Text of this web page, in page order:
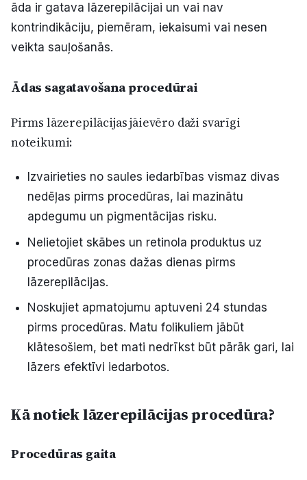
āda ir gatava lāzerepilācijai un vai nav
kontrindikāciju, piemēram, iekaisumi vai nesen
veikta sauļošanās.
Ādas sagatavošana procedūrai
Pirms lāzerepilācijas jāievēro daži svarīgi
noteikumi:
Izvairieties no saules iedarbības vismaz divas
nedēļas pirms procedūras, lai mazinātu
apdegumu un pigmentācijas risku.
Nelietojiet skābes un retinola produktus uz
procedūras zonas dažas dienas pirms
lāzerepilācijas.
Noskujiet apmatojumu aptuveni 24 stundas
pirms procedūras. Matu folikuliem jābūt
klātesošiem, bet mati nedrīkst būt pārāk gari, lai
lāzers efektīvi iedarbotos.
Kā notiek lāzerepilācijas procedūra?
Procedūras gaita